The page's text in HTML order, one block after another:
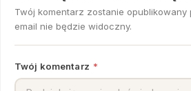
Twój komentarz zostanie opublikowany
email nie będzie widoczny.
Twój komentarz *